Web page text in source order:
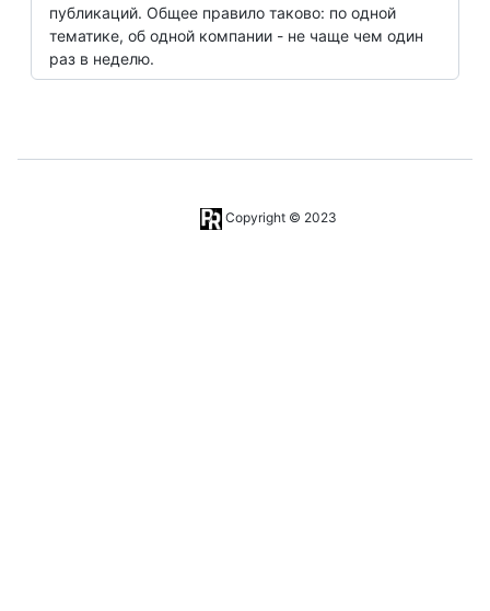
публикаций. Общее правило таково: по одной
тематике, об одной компании - не чаще чем один
раз в неделю.
Copyright © 2023